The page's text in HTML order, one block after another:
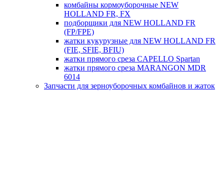
комбайны кормоуборочные NEW
HOLLAND FR, FX
подборщики для NEW HOLLAND FR
(FP/FPE)
жатки кукурузные для NEW HOLLAND FR
(FIE, SFIE, BFIU)
жатки прямого среза CAPELLO Spartan
жатки прямого среза MARANGON MDR
6014
Запчасти для зерноуборочных комбайнов и жаток